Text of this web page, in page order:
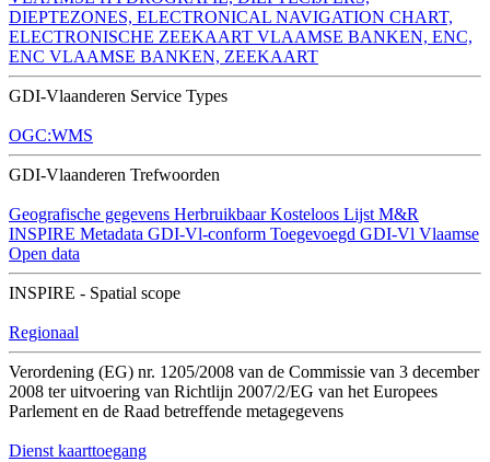
DIEPTEZONES, ELECTRONICAL NAVIGATION CHART,
ELECTRONISCHE ZEEKAART VLAAMSE BANKEN, ENC,
ENC VLAAMSE BANKEN, ZEEKAART
GDI-Vlaanderen Service Types
OGC:WMS
GDI-Vlaanderen Trefwoorden
Geografische gegevens Herbruikbaar Kosteloos Lijst M&R
INSPIRE Metadata GDI-Vl-conform Toegevoegd GDI-Vl Vlaamse
Open data
INSPIRE - Spatial scope
Regionaal
Verordening (EG) nr. 1205/2008 van de Commissie van 3 december
2008 ter uitvoering van Richtlijn 2007/2/EG van het Europees
Parlement en de Raad betreffende metagegevens
Dienst kaarttoegang